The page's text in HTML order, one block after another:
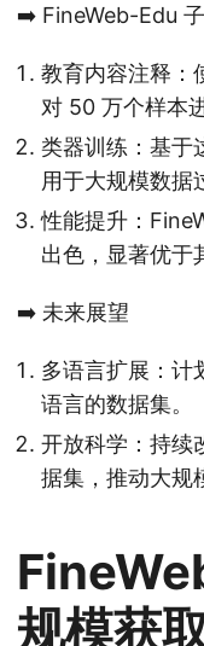
➡️ FineWeb-Edu
教育内容注释
对 50 万个样本
类器训练：基于
用于大规模数据
性能提升：
出色，显著优于
➡️ 未来展望
多语言扩展：计
语言的数据集。
开放科学：持续
据集，推动大规
规模获